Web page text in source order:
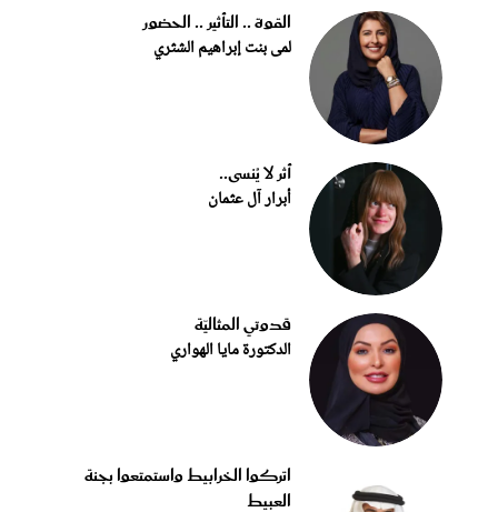
القوة .. التأثير .. الحضور
لمى بنت إبراهيم الشثري
أثر لا يُنسى..
أبرار آل عثمان
قدوتي المثاليّة
الدكتورة مايا الهواري
اتركوا الخرابيط واستمتعوا بجنة
العبيط